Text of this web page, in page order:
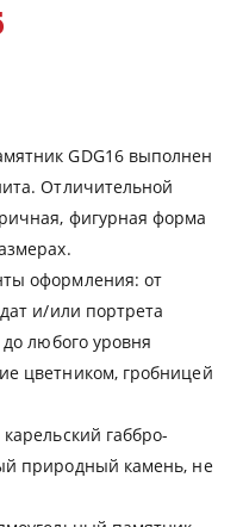
GDG16 выполнен
Отличительной
фигурная форма
оформления: от
и/или портрета
любого уровня
цветником, гробницей
габбро-
природный камень, не